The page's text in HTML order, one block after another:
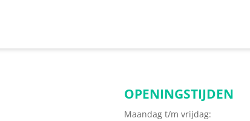
OPENINGSTIJDEN
Maandag t/m vrijdag: